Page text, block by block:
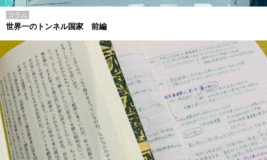
コラム
世界一のトンネル国家 前編